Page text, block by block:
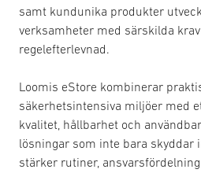
samt kundunika produkter
verksamheter med särskilda
regelefterlevnad.
Loomis eStore kombinerar
säkerhetsintensiva miljöer med
kvalitet, hållbarhet och
lösningar som inte bara skyddar
stärker rutiner,